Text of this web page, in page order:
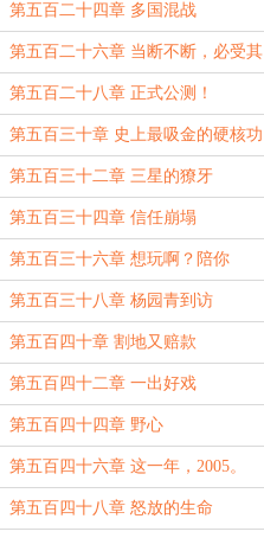
第五百二十四章 多国混战
第五百二十六章 当断不断，必受其
乱。
第五百二十八章 正式公测！
第五百三十章 史上最吸金的硬核功
能
第五百三十二章 三星的獠牙
第五百三十四章 信任崩塌
第五百三十六章 想玩啊？陪你
第五百三十八章 杨园青到访
第五百四十章 割地又赔款
第五百四十二章 一出好戏
第五百四十四章 野心
第五百四十六章 这一年，2005。
第五百四十八章 怒放的生命